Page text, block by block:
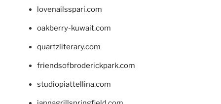
lovenailsspari.com
oakberry-kuwait.com
quartzliterary.com
friendsofbroderickpark.com
studiopiattellina.com